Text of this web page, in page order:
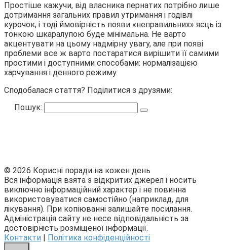
Простіше кажучи, від власника пернатих потрібно лише
дотримання загальних правил утримання і годівлі
курочок, і тоді ймовірність появи «неправильних» яєць із
тонкою шкаралупою буде мінімальна. Не варто
акцентувати на цьому надмірну увагу, але при появі
проблеми все ж варто постаратися вирішити її самими
простими і доступними способами: нормалізацією
харчування і денного режиму.
Сподобалася стаття? Поділитися з друзями:
Пошук:
© 2026 Корисні поради на кожен день
Вся інформація взята з відкритих джерел і носить
виключно інформаційний характер і не повинна
використовуватися самостійно (наприклад, для
лікування). При копіюванні залишайте посилання.
Адміністрація сайту не несе відповідальність за
достовірність розміщеної інформації.
Контакти | Політика конфіденційності